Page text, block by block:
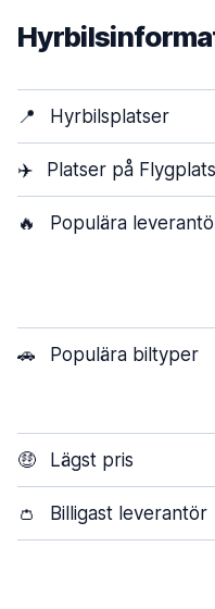
📍 Hyrbilsplatser
✈️ Platser på Flygplats
🔥 Populära
🚗 Populära biltyper
🤑 Lägst pris
👛 Billigast leverantör